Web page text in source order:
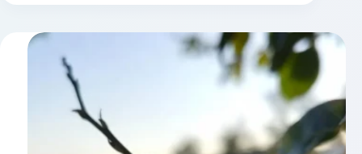
–
Herzensprojekt
Wirklichkeit
–
Eröffnung
AfgON